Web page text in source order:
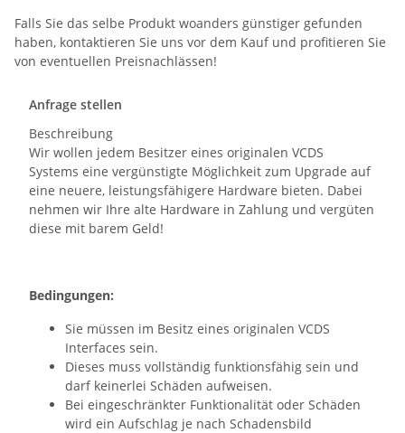
Falls Sie das selbe Produkt woanders günstiger gefunden
haben, kontaktieren Sie uns vor dem Kauf und profitieren Sie
von eventuellen Preisnachlässen!
Anfrage stellen
Beschreibung
Wir wollen jedem Besitzer eines originalen VCDS
Systems eine vergünstigte Möglichkeit zum Upgrade auf
eine neuere, leistungsfähigere Hardware bieten. Dabei
nehmen wir Ihre alte Hardware in Zahlung und vergüten
diese mit barem Geld!
Bedingungen:
Sie müssen im Besitz eines originalen VCDS
Interfaces sein.
Dieses muss vollständig funktionsfähig sein und
darf keinerlei Schäden aufweisen.
Bei eingeschränkter Funktionalität oder Schäden
wird ein Aufschlag je nach Schadensbild